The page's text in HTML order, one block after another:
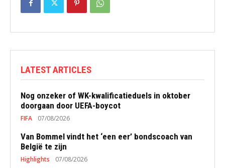
LATEST ARTICLES
Nog onzeker of WK-kwalificatieduels in oktober
doorgaan door UEFA-boycot
FIFA 07/08/2026
Van Bommel vindt het ‘een eer’ bondscoach van
België te zijn
Highlights 07/08/2026